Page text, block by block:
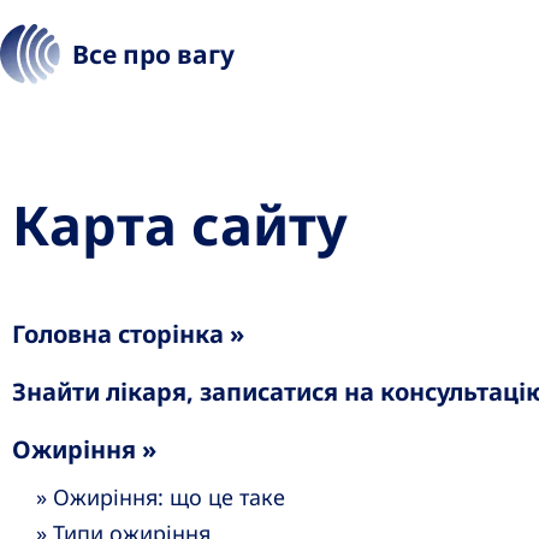
Все про вагу
Карта сайту
Головна сторінка »
Знайти лікаря, записатися на
Ожиріння »
» Ожиріння: що це таке
» Типи ожиріння